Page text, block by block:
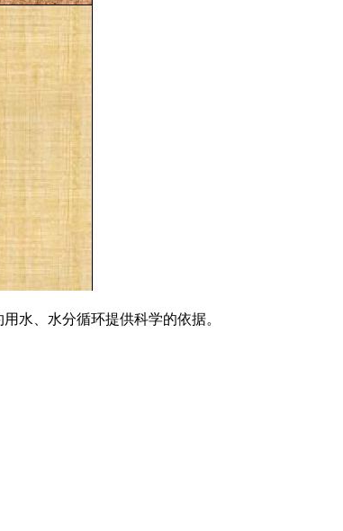
水、水分循环提供科学的依据。